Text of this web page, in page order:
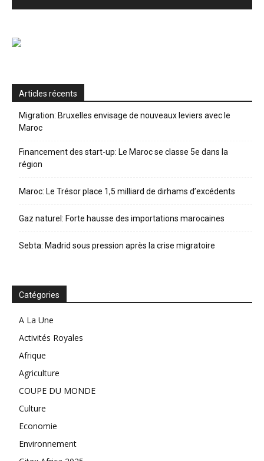
Articles récents
Migration: Bruxelles envisage de nouveaux leviers avec le
Maroc
Financement des start-up: Le Maroc se classe 5e dans la
région
Maroc: Le Trésor place 1,5 milliard de dirhams d’excédents
Gaz naturel: Forte hausse des importations marocaines
Sebta: Madrid sous pression après la crise migratoire
Catégories
A La Une
Activités Royales
Afrique
Agriculture
COUPE DU MONDE
Culture
Economie
Environnement